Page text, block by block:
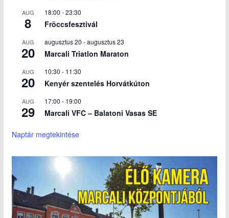
AUG
8
18:00 -23:30
Fröccsfesztivál
AUG
20
augusztus 20 -augusztus 23
Marcali Triatlon Maraton
AUG
20
10:30 - 11:30
Kenyér szentelés Horvátkúton
AUG
29
17:00 - 19:00
Marcali VFC – Balatoni Vasas SE
Naptár megtekintése